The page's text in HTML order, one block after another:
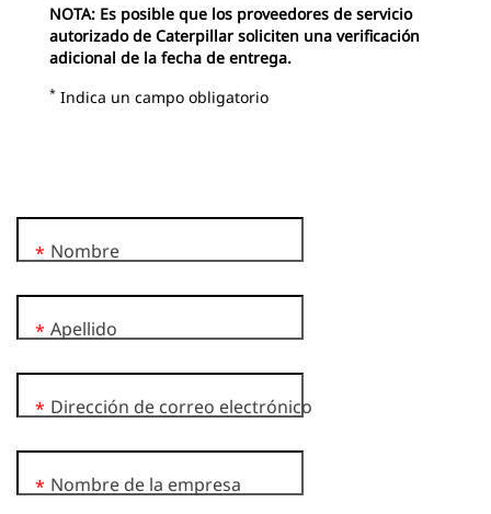
NOTA: Es posible que los proveedores de servicio
autorizado de Caterpillar soliciten una verificación
adicional de la fecha de entrega.
* Indica un campo obligatorio
Nombre
*
Apellido
*
Dirección de correo electrónico
*
Nombre de la empresa
*